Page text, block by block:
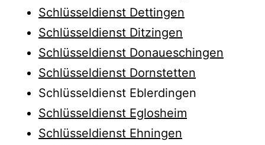
Schlüsseldienst Dettingen
Schlüsseldienst Ditzingen
Schlüsseldienst Donaueschingen
Schlüsseldienst Dornstetten
Schlüsseldienst Eblerdingen
Schlüsseldienst Eglosheim
Schlüsseldienst Ehningen